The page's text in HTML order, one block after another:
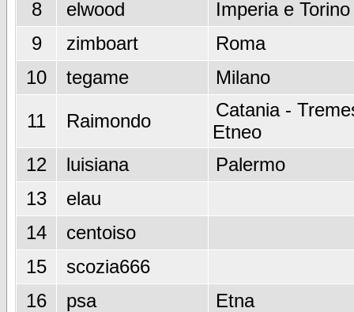
8
elwood
Imperia e Torino
9
zimboart
Roma
10
tegame Milano
11 Raimondo
Catania -
Etneo
12
luisiana
Palermo
13
elau
14
centoiso
15
scozia666
16
psa
Etna